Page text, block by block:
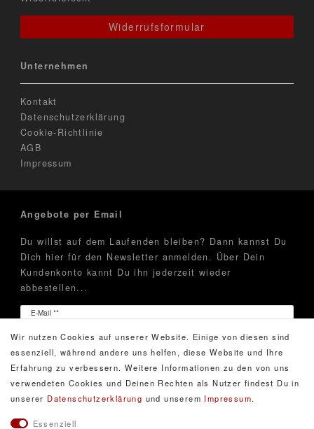
Widerrufsformular
Unternehmen
Kontakt
Datenschutzerklärung
Cookie-Richtlinie
AGB
Impressum
Angebote per Email
Du willst auf dem Laufenden bleiben? Dann kannst Du
Dich hier für den Newsletter anmelden. Über Dein
Kundenkonto kannt Du ihn jederzeit wieder
abbestellen...
E-Mail **
Newsletter
Hiermit bestätige ich, dass ich die
Daten­schutz­erklärung
gelesen habe. Meine Einwilligung kann ich jederzeit
widerrufen.**
Wir nutzen Cookies auf unserer Website. Einige von diesen sind
essenziell, während andere uns helfen, diese Website und Ihre
Erfahrung zu verbessern. Weitere Informationen zu den von uns
verwendeten Cookies und Deinen Rechten als Nutzer findest Du in
unserer Daten­schutz­erklärung und unserem Impressum.
Essenziell